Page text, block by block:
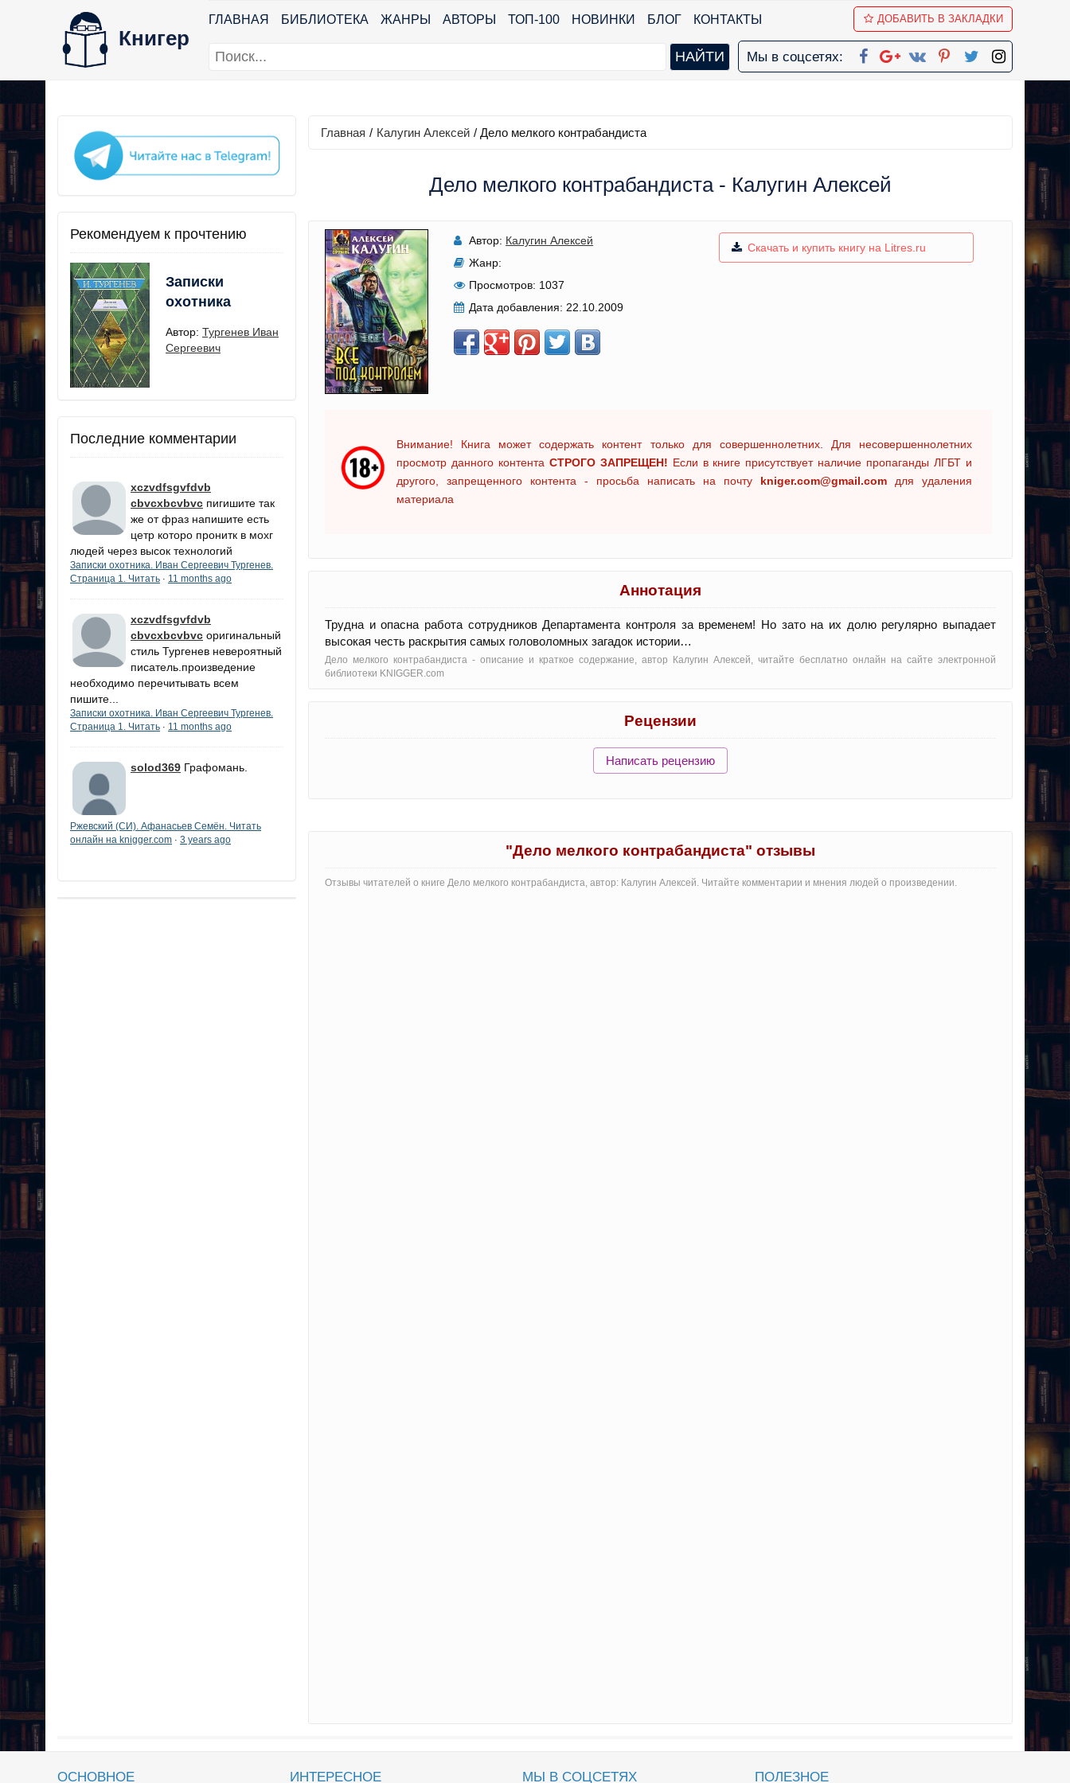
Книгер
ГЛАВНАЯ БИБЛИОТЕКА ЖАНРЫ АВТОРЫ ТОП-100 НОВИНКИ БЛОГ КОНТАКТЫ ДОБАВИТЬ В ЗАКЛАДКИ
Мы в соцсетях:
Рекомендуем к прочтению
Записки
охотника
Автор: Тургенев Иван
Сергеевич
Последние комментарии
xczvdfsgvfdvb
cbvcxbcvbvc пигишите так
же от фраз напишите есть
цетр которо пронитк в мохг
людей через высок технологий
Записки охотника. Иван Сергеевич Тургенев.
Страница 1. Читать · 11 months ago
xczvdfsgvfdvb
cbvcxbcvbvc оригинальный
стиль Тургенев невероятный
писатель.произведение
необходимо перечитывать всем
пишите...
Записки охотника. Иван Сергеевич Тургенев.
Страница 1. Читать · 11 months ago
solod369 Графомань.
Ржевский (СИ). Афанасьев Семён. Читать
онлайн на knigger.com · 3 years ago
Главная / Калугин Алексей / Дело мелкого контрабандиста
Дело мелкого контрабандиста - Калугин Алексей
Автор: Калугин Алексей
Жанр:
Просмотров: 1037
Дата добавления: 22.10.2009
Скачать и купить книгу на Litres.ru
Внимание! Книга может содержать контент только для совершеннолетних. Для несовершеннолетних
просмотр данного контента СТРОГО ЗАПРЕЩЕН! Если в книге присутствует наличие пропаганды ЛГБТ и
другого, запрещенного контента - просьба написать на почту kniger.com@gmail.com для удаления
материала
Аннотация
Трудна и опасна работа сотрудников Департамента контроля за временем! Но зато на их долю регулярно выпадает
высокая честь раскрытия самых головоломных загадок истории…
Дело мелкого контрабандиста - oписание и краткое содержание, автор Калугин Алексей, читайте бесплатно онлайн на сайте электронной
библиотеки KNIGGER.com
Рецензии
Написать рецензию
"Дело мелкого контрабандиста" отзывы
Отзывы читателей о книге Дело мелкого контрабандиста, автор: Калугин Алексей. Читайте комментарии и мнения людей о произведении.
ОСНОВНОЕ ИНТЕРЕСНОЕ МЫ В СОЦСЕТЯХ ПОЛЕЗНОЕ